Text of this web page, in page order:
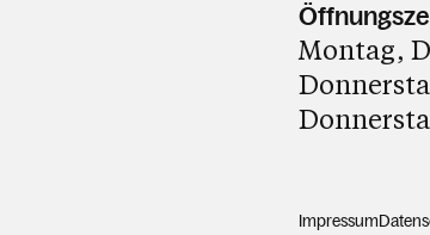
Montag,
Impressum